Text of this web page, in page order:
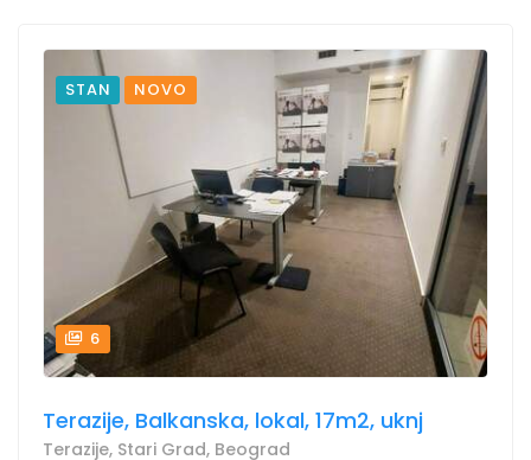
STAN NOVO
6
Terazije, Balkanska, lokal, 17m2, uknj
Terazije, Stari Grad, Beograd